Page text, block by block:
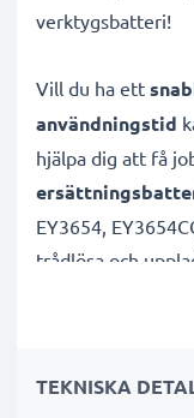
verktygsbatteri!
Vill du ha ett
användningstid
hjälpa dig att få
EY3654,
trådlösa och
och lämpar sig väl
TEKNISKA